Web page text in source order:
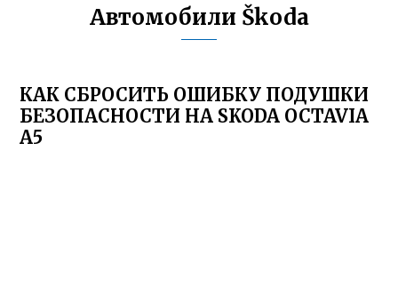
Автомобили Škoda
КАК СБРОСИТЬ ОШИБКУ ПОДУШКИ
БЕЗОПАСНОСТИ НА SKODA OCTAVIA
A5